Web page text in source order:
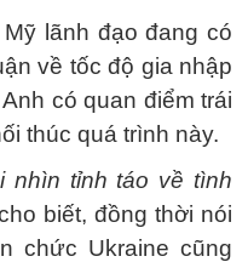
lãnh đạo đang có
về tốc độ gia nhập
có quan điểm trái
thúc quá trình này.
nhìn tỉnh táo về tình
biết, đồng thời nói
chức Ukraine cũng